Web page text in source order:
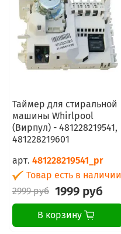
Таймер для стиральной
машины Whirlpool
(Вирпул) - 481228219541,
481228219601
арт. 481228219541_pr
Товар есть в наличии
2999 руб 1999 руб
В корзину